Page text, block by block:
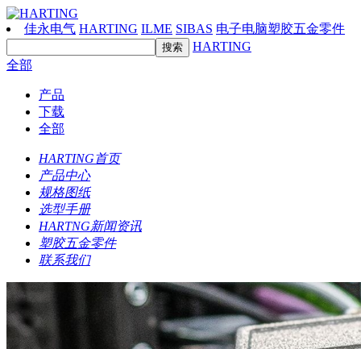
佳永电气 HARTING ILME SIBAS 电子电脑塑胶五金零件
HARTING
全部
产品
下载
全部
HARTING首页
产品中心
规格图纸
选型手册
HARTNG新闻资讯
塑胶五金零件
联系我们